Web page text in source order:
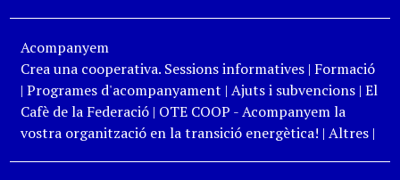
Acompanyem
Crea una cooperativa. Sessions informatives| Formació
| Programes d'acompanyament | Ajuts i subvencions| El
Cafè de la Federació| OTE COOP - Acompanyem la
vostra organització en la transició energètica! | Altres|